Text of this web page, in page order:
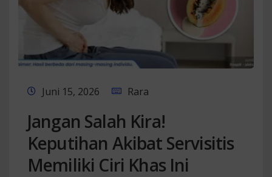
Juni 15, 2026 Rara
Jangan Salah Kira!
Keputihan Akibat Servisitis
Memiliki Ciri Khas Ini